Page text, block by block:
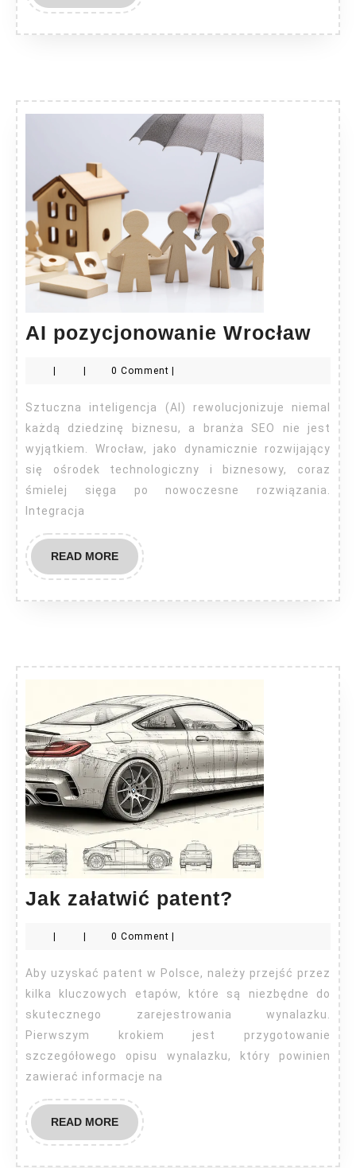
MORE
AI pozycjonowanie WrocławAI
| | 0 Comment |
Sztuczna inteligencja (AI) rewolucjonizuje niemal
każdą dziedzinę biznesu, a branża SEO nie jest
wyjątkiem. Wrocław, jako dynamicznie rozwijający
się ośrodek technologiczny i biznesowy, coraz
śmielej sięga po nowoczesne rozwiązania.
Integracja
READ MOREREAD
MORE
Jak załatwić patent?
0 Comment
Aby uzyskać patent w Polsce, należy przejść przez
kilka kluczowych etapów, które są niezbędne do
skutecznego zarejestrowania wynalazku.
Pierwszym krokiem jest przygotowanie
szczegółowego opisu wynalazku, który powinien
zawierać informacje na
READ MOREREAD
MORE